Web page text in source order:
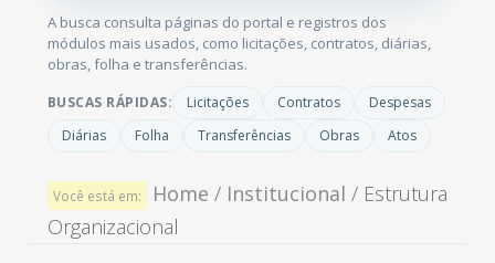
A busca consulta páginas do portal e registros dos
módulos mais usados, como licitações, contratos, diárias,
obras, folha e transferências.
BUSCAS RÁPIDAS: Licitações Contratos
Despesas
Diárias
Folha Transferências Obras Atos
Você está em: Home / Institucional / Estrutura
Organizacional